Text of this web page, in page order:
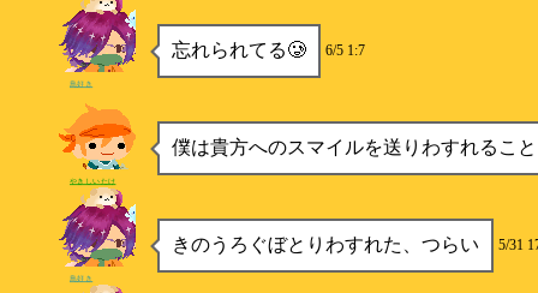
忘れられてる🥲 6/5 1:7
鳥好き
僕は貴方へのスマイルを送りわすれるこ
やきしいたけ
きのうろぐぼとりわすれた、つらい 5/31
鳥好き